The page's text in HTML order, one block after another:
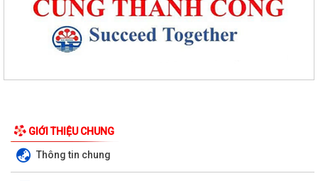
GIỚI THIỆU CHUNG
Thông tin chung
Phường An Dương tổ chức bồi dưỡng, tập huấn lý luận chính trị hè
PHƯỜNG AN DƯƠNG KHÁNH THÀNH NHÀ ĐẠI ĐOÀN KẾT TẠI TỔ DÂN
PHỐ NAM HÀ